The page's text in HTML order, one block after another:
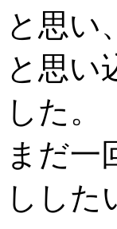
と思い
と思い
した。
まだ一
しした